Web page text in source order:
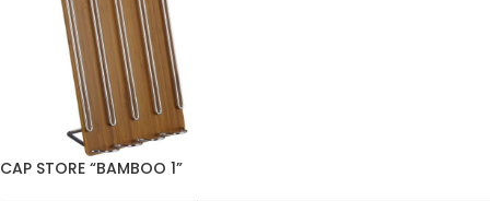
CAP STORE “BAMBOO 1”